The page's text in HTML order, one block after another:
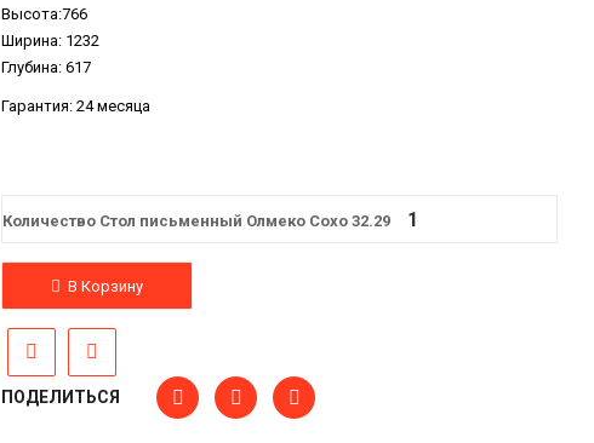
Высота:766
Ширина: 1232
Глубина: 617
Гарантия: 24 месяца
Количество Стол письменный Олмеко Сохо 32.29
В Корзину
ПОДЕЛИТЬСЯ